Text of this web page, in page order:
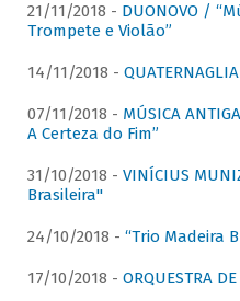
21/11/2018 - DUONOVO /
Trompete e Violão”
14/11/2018 - QUATERNAGLIA
07/11/2018 - MÚSICA
A Certeza do Fim”
31/10/2018 - VINÍCIUS
Brasileira"
24/10/2018 - “Trio Madeira
17/10/2018 - ORQUESTRA